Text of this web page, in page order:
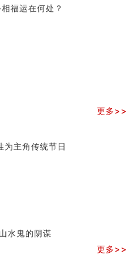
)
(二)
麼看？風水禁忌有哪些？有
官克夫？
中有未尽的缘分？
淺析七）
福运在何处？
更多>>
为主角传统节日
水鬼的阴谋
更多>>